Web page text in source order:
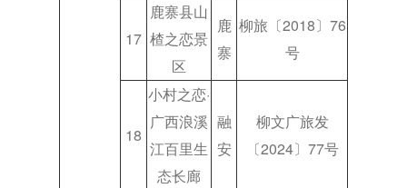
17
鹿寨县山
楂之恋景
区
鹿
寨
柳旅〔2018〕76
号
18
小村之恋·
广西浪溪
江百里生
态长廊
融
安
柳文广旅发
〔2024〕77号